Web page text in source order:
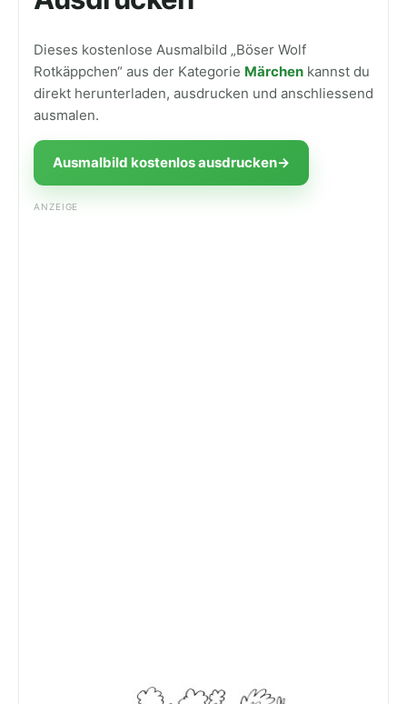
Dieses kostenlose Ausmalbild „Böser Wolf
Rotkäppchen“ aus der Kategorie Märchen kannst du
direkt herunterladen, ausdrucken und anschliessend
ausmalen.
Ausmalbild kostenlos ausdrucken→
ANZEIGE